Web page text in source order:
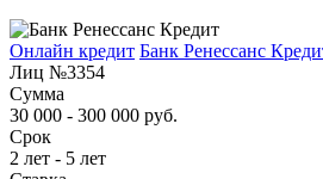
Онлайн кредит Банк Ренессанс
Лиц №3354
Сумма
30 000 - 300 000 руб.
Срок
2 лет - 5 лет